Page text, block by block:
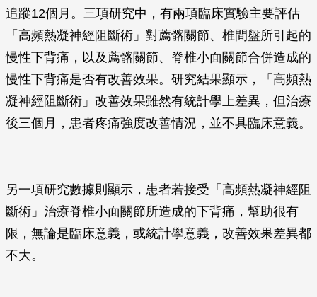
追蹤12個月。三項研究中，有兩項臨床實驗主要評估
「高頻熱凝神經阻斷術」對薦髂關節、椎間盤所引起的
慢性下背痛，以及薦髂關節、脊椎小面關節合併造成的
慢性下背痛是否有改善效果。研究結果顯示，「高頻熱
凝神經阻斷術」改善效果雖然有統計學上差異，但治療
後三個月，患者疼痛強度改善情況，並不具臨床意義。
另一項研究數據則顯示，患者若接受「高頻熱凝神經阻
斷術」治療脊椎小面關節所造成的下背痛，幫助很有
限，無論是臨床意義，或統計學意義，改善效果差異都
不大。